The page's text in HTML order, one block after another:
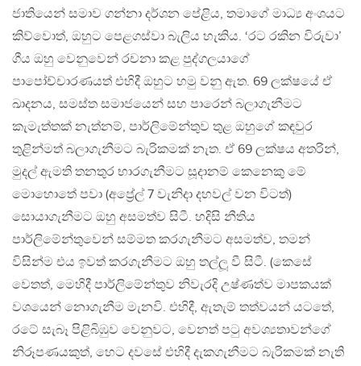
ජාතියෙන් සමාව ගන්නා දර්ශන පේළිය, තමාගේ මාධ්‍ය අංශයට
කිව්වොත්, ඔහුට පෙළගස්වා බැලිය හැකිය. ‘රට රකින විරුවා’
ගීය ඔහු වෙනුවෙන් රචනා කළ පුද්ගලයාගේ
පාපෝච්චාරණයත් එහිදී ඔහුට හමු වනු ඇත. 69 ලක්ෂයේ ඒ
ඛාදනය, සමස්ත සමාජයෙන් සහ පාරෙන් බලාගැනීමට
කැමැත්තක් නැත්නම්, පාර්ලිමේන්තුව තුළ ඔහුගේ කඳවුර
තුළින්මත් බලාගැනීමට බැරිකමක් නැත. ඒ 69 ලක්ෂය අතරින්,
මුදල් ඇමති තනතුර භාරගැනීමට සූදානම් කෙනෙකු මේ
මොහොතේ පවා (අප්‍රේල් 7 වැනිදා දහවල් වන විටත්)
සොයාගැනීමට ඔහු අසමත්ව සිටී. හදිසි නීතිය
පාර්ලිමේන්තුවෙන් සම්මත කරගැනීමට අසමත්ව, තමන්
විසින්ම එය ඉවත් කරගැනීමට ඔහු තල්ලූ වී සිටී. (කෙසේ
වෙතත්, මෙහිදී පාර්ලිමේන්තුව නිවැරදි උෂ්ණත්ව මාපකයක්
වශයෙන් නොගැනීම මැනවි. එහිදී, ඇතැම් තත්වයන් යටතේ,
රටේ සැබෑ පිළිබිඹුව වෙනුවට, වෙනත් පටු අවශ්‍යතාවන්ගේ
නිරූපණයකුත්, හෙට දවසේ එහිදී දැකගැනීමට බැරිකමක් නැති